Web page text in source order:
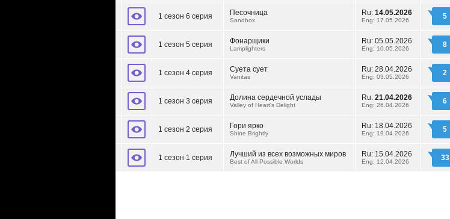
1 сезон 6 серия Песочница
Sandbox
Ru: 14.05.2026
Eng: 17.05.2026 5
1 сезон 5 серия Фонарщики
Lamplighters
Ru: 05.05.2026
Eng: 10.05.2026 8
1 сезон 4 серия Суета сует
Vanitas
Ru: 28.04.2026
Eng: 03.05.2026 2
1 сезон 3 серия Долина сердечной услады
Valley of Heart's Delight
Ru: 21.04.2026
Eng: 26.04.2026 6
1 сезон 2 серия Гори ярко
Shine Brightly
Ru: 18.04.2026
Eng: 19.04.2026 5
1 сезон 1 серия Лучший из всех возможных миров
Best of All Possible Worlds
Ru: 15.04.2026
Eng: 12.04.2026 33